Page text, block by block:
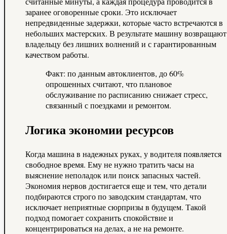
заранее оговоренные сроки. Это исключает
непредвиденные задержки, которые часто встречаются в
небольших мастерских. В результате машину возвращают
владельцу без лишних волнений и с гарантированным
качеством работы.
Факт: по данным автоклиентов, до 60%
опрошенных считают, что плановое
обслуживание по расписанию снижает стресс,
связанный с поездками и ремонтом.
Логика экономии ресурсов
Когда машина в надежных руках, у водителя появляется
свободное время. Ему не нужно тратить часы на
выяснение неполадок или поиск запасных частей.
Экономия нервов достигается еще и тем, что детали
подбираются строго по заводским стандартам, что
исключает неприятные сюрпризы в будущем. Такой
подход помогает сохранить спокойствие и
концентрироваться на делах, а не на ремонте.